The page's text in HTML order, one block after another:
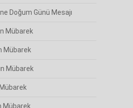
Doğum Günü Mesajı
Mübarek
Mübarek
Mübarek
Mübarek